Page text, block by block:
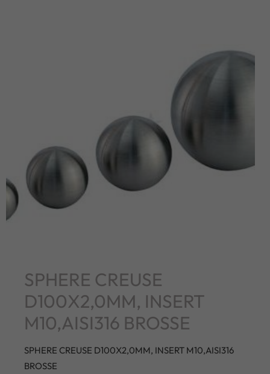
SPHERE CREUSE
D100X2,0MM, INSERT
M10,AISI316 BROSSE
SPHERE CREUSE D100X2,0MM, INSERT M10,AISI316
BROSSE